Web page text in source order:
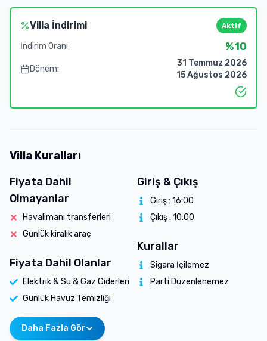
Villa İndirimi Aktif
İndirim Oranı %10
Dönem:
31 Temmuz 2026
15 Ağustos 2026
Villa Kuralları
Fiyata Dahil
Olmayanlar
Havalimanı transferleri
Günlük kiralık araç
Fiyata Dahil Olanlar
Elektrik & Su & Gaz Giderleri
Günlük Havuz Temizliği
Giriş & Çıkış
Giriş : 16:00
Çıkış : 10:00
Kurallar
Sigara İçilemez
Parti Düzenlenemez
Daha Fazla Gör